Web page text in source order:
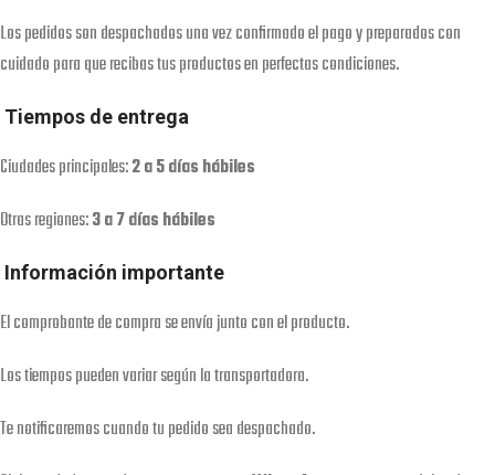
Los pedidos son despachados una vez confirmado el pago y preparados con
cuidado para que recibas tus productos en perfectas condiciones.
Tiempos de entrega
Ciudades principales:2 a 5 días hábiles
Otras regiones:3 a 7 días hábiles
Información importante
El comprobante de compra se envía junto con el producto.
Los tiempos pueden variar según la transportadora.
Te notificaremos cuando tu pedido sea despachado.